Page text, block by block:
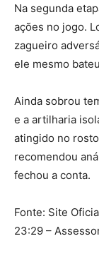
Na segunda
ações no jogo.
zagueiro
ele mesmo
Ainda sobrou
e a artilharia
atingido no
recomendou
fechou a conta.
Fonte: Site
23:29 –